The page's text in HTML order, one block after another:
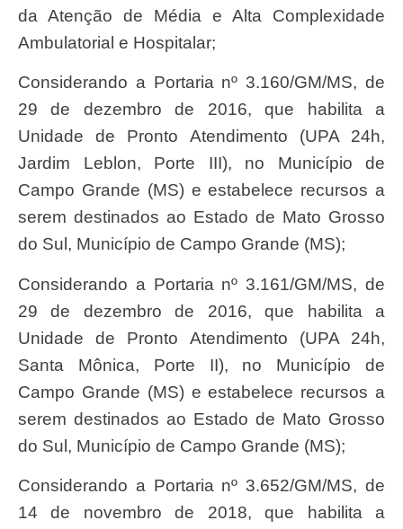
da Atenção de Média e Alta Complexidade
Ambulatorial e Hospitalar;
Considerando a Portaria nº 3.160/GM/MS, de
29 de dezembro de 2016, que habilita a
Unidade de Pronto Atendimento (UPA 24h,
Jardim Leblon, Porte III), no Município de
Campo Grande (MS) e estabelece recursos a
serem destinados ao Estado de Mato Grosso
do Sul, Município de Campo Grande (MS);
Considerando a Portaria nº 3.161/GM/MS, de
29 de dezembro de 2016, que habilita a
Unidade de Pronto Atendimento (UPA 24h,
Santa Mônica, Porte II), no Município de
Campo Grande (MS) e estabelece recursos a
serem destinados ao Estado de Mato Grosso
do Sul, Município de Campo Grande (MS);
Considerando a Portaria nº 3.652/GM/MS, de
14 de novembro de 2018, que habilita a